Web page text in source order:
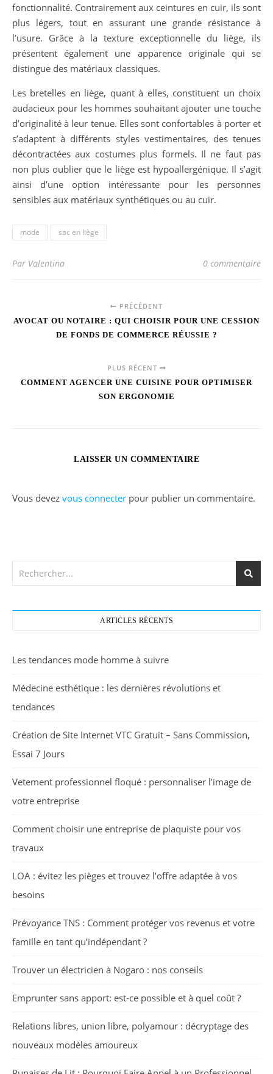
fonctionnalité. Contrairement aux ceintures en cuir, ils sont
plus légers, tout en assurant une grande résistance à
l’usure. Grâce à la texture exceptionnelle du liège, ils
présentent également une apparence originale qui se
distingue des matériaux classiques.
Les bretelles en liège, quant à elles, constituent un choix
audacieux pour les hommes souhaitant ajouter une touche
d’originalité à leur tenue. Elles sont confortables à porter et
s’adaptent à différents styles vestimentaires, des tenues
décontractées aux costumes plus formels. Il ne faut pas
non plus oublier que le liège est hypoallergénique. Il s’agit
ainsi d’une option intéressante pour les personnes
sensibles aux matériaux synthétiques ou au cuir.
mode sac en liège
Par Valentina 0 commentaire
PRÉCÉDENT
AVOCAT OU NOTAIRE : QUI CHOISIR POUR UNE CESSION
DE FONDS DE COMMERCE RÉUSSIE ?
PLUS RÉCENT
COMMENT AGENCER UNE CUISINE POUR OPTIMISER
SON ERGONOMIE
LAISSER UN COMMENTAIRE
Vous devez vous connecter pour publier un commentaire.
ARTICLES RÉCENTS
Les tendances mode homme à suivre
Médecine esthétique : les dernières révolutions et
tendances
Création de Site Internet VTC Gratuit – Sans Commission,
Essai 7 Jours
Vetement professionnel floqué : personnaliser l’image de
votre entreprise
Comment choisir une entreprise de plaquiste pour vos
travaux
LOA : évitez les pièges et trouvez l’offre adaptée à vos
besoins
Prévoyance TNS : Comment protéger vos revenus et votre
famille en tant qu’indépendant ?
Trouver un électricien à Nogaro : nos conseils
Emprunter sans apport: est-ce possible et à quel coût ?
Relations libres, union libre, polyamour : décryptage des
nouveaux modèles amoureux